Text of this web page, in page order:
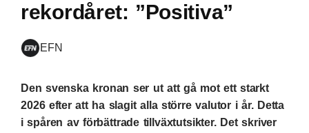
rekordåret: ”Positiva”
EFN
Den svenska kronan ser ut att gå mot ett starkt
2026 efter att ha slagit alla större valutor i år. Detta
i spåren av förbättrade tillväxtutsikter. Det skriver